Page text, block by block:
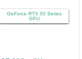
GeForce RTX 50 Series
GPU